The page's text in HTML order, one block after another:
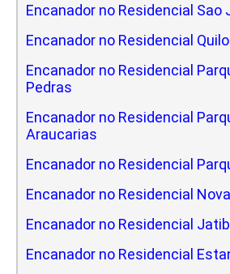
Encanador no Residencial Sao
Encanador no Residencial
Encanador no Residencial
Pedras
Encanador no Residencial
Araucarias
Encanador no Residencial
Encanador no Residencial
Encanador no Residencial
Encanador no Residencial